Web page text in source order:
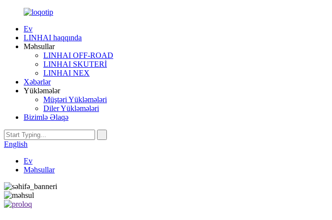
Ev
LINHAI haqqında
Məhsullar
LINHAI OFF-ROAD
LINHAI SKUTERİ
LINHAI NEX
Xəbərlər
Yükləmələr
Müştəri Yükləmələri
Diler Yükləmələri
Bizimlə Əlaqə
English
Ev
Məhsullar